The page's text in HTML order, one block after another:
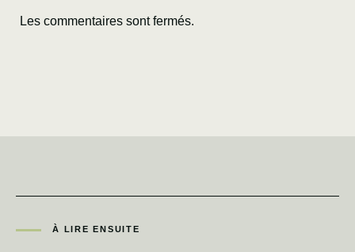
Les commentaires sont fermés.
À LIRE ENSUITE